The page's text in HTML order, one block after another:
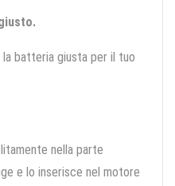
la batteria giusta per il tuo
nella parte
e lo inserisce nel motore